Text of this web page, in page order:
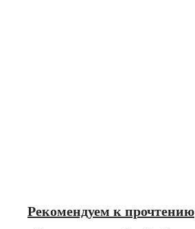
Рекомендуем к прочтению